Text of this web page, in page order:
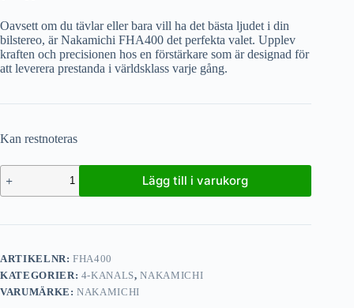
Oavsett om du tävlar eller bara vill ha det bästa ljudet i din
bilstereo, är Nakamichi FHA400 det perfekta valet. Upplev
kraften och precisionen hos en förstärkare som är designad för
att leverera prestanda i världsklass varje gång.
Kan restnoteras
Lägg till i varukorg
ARTIKELNR:FHA400
KATEGORIER: 4-KANALS,NAKAMICHI
VARUMÄRKE:NAKAMICHI